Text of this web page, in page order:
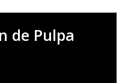
de Pulpa